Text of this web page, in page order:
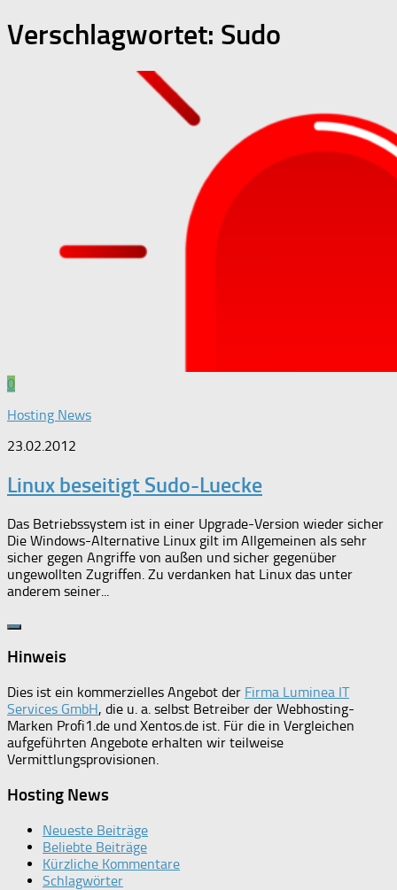
Verschlagwortet: Sudo
0
Hosting News
23.02.2012
Linux beseitigt Sudo-Luecke
Das Betriebssystem ist in einer Upgrade-Version wieder sicher
Die Windows-Alternative Linux gilt im Allgemeinen als sehr
sicher gegen Angriffe von außen und sicher gegenüber
ungewollten Zugriffen. Zu verdanken hat Linux das unter
anderem seiner...
Hinweis
Dies ist ein kommerzielles Angebot der Firma Luminea IT
Services GmbH, die u. a. selbst Betreiber der Webhosting-
Marken Profi1.de und Xentos.de ist. Für die in Vergleichen
aufgeführten Angebote erhalten wir teilweise
Vermittlungsprovisionen.
Hosting News
Neueste Beiträge
Beliebte Beiträge
Kürzliche Kommentare
Schlagwörter